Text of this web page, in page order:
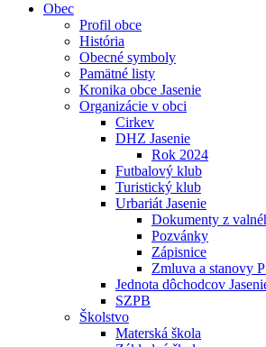
Obec
Profil obce
História
Obecné symboly
Pamätné listy
Kronika obce Jasenie
Organizácie v obci
Cirkev
DHZ Jasenie
Rok 2024
Futbalový klub
Turistický klub
Urbariát Jasenie
Dokumenty z
Pozvánky
Zápisnice
Zmluva a stanovy
Jednota dôchodcov
SZPB
Školstvo
Materská škola